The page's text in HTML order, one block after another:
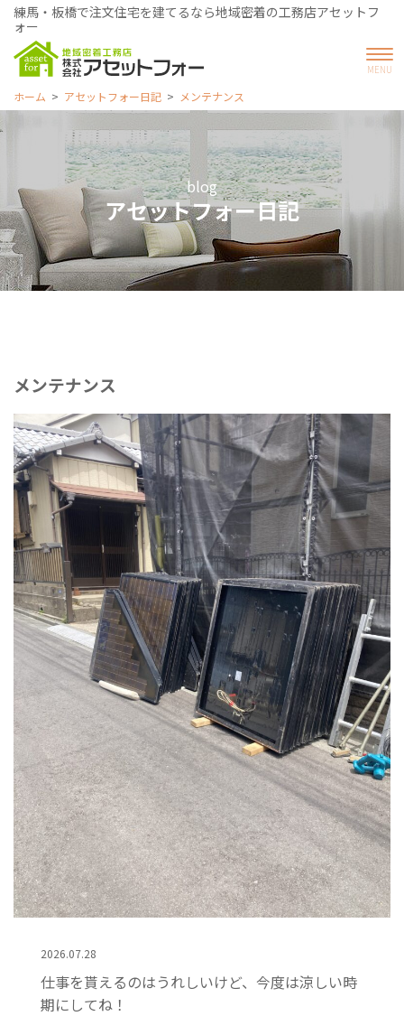
練馬・板橋で注文住宅を建てるなら地域密着の工務店アセットフ
ォー
ホーム アセットフォー日記 メンテナンス
blog
アセットフォー日記
メンテナンス
2026.07.28
仕事を貰えるのはうれしいけど、今度は涼しい時
期にしてね！